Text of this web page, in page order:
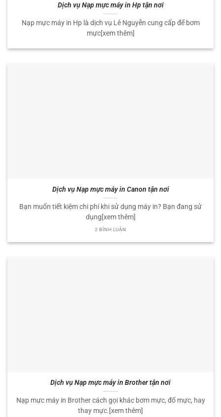
Dịch vụ Nạp mực máy in Hp tận nơi
Nạp mực máy in Hp là dịch vụ Lê Nguyễn cung cấp để bơm
mực[xem thêm]
Dịch vụ Nạp mực máy in Canon tận nơi
Bạn muốn tiết kiệm chi phí khi sử dụng máy in? Bạn đang sử
dụng[xem thêm]
2 BÌNH LUẬN
Dịch vụ Nạp mực máy in Brother tận nơi
Nạp mực máy in Brother cách gọi khác bơm mực, đổ mực, hay
thay mực.[xem thêm]